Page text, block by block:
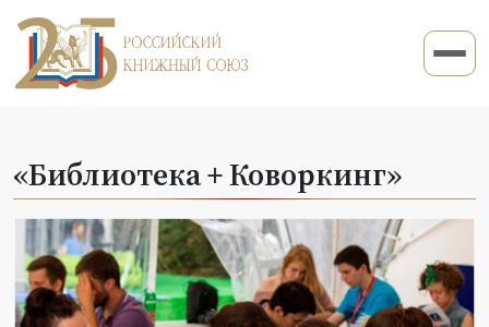
«Библиотека + Коворкинг»